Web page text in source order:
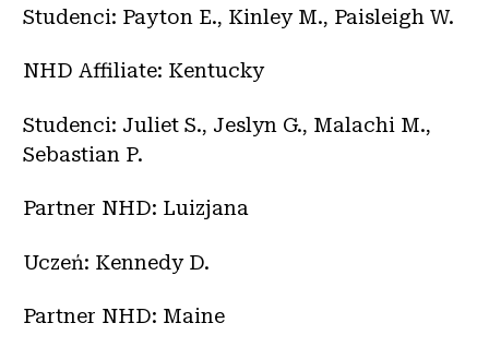
Studenci: Payton E., Kinley M., Paisleigh W.
NHD Affiliate: Kentucky
Studenci: Juliet S., Jeslyn G., Malachi M.,
Sebastian P.
Partner NHD: Luizjana
Uczeń: Kennedy D.
Partner NHD: Maine